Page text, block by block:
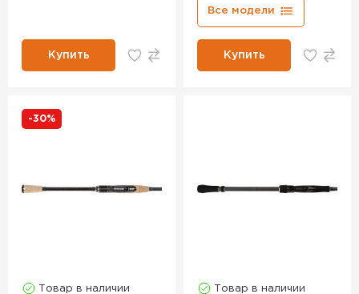
Купить
Все модели
Купить
-30%
Товар в наличии Товар в наличии